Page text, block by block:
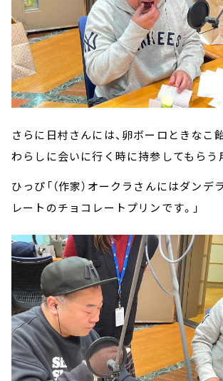
さらに日村さんには、卵ボーロときなこ
わらしに会いに行く時に持参してもらう
ひっぴ「（作家）オークラさんにはダンデ
レートのチョコレートプリンです。」